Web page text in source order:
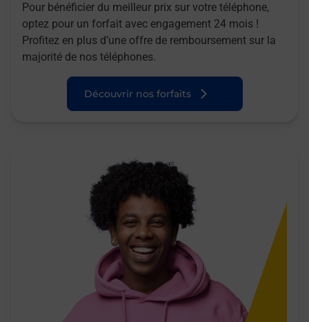
Pour bénéficier du meilleur prix sur votre téléphone,
optez pour un forfait avec engagement 24 mois !
Profitez en plus d’une offre de remboursement sur la
majorité de nos téléphones.
Découvrir nos forfaits